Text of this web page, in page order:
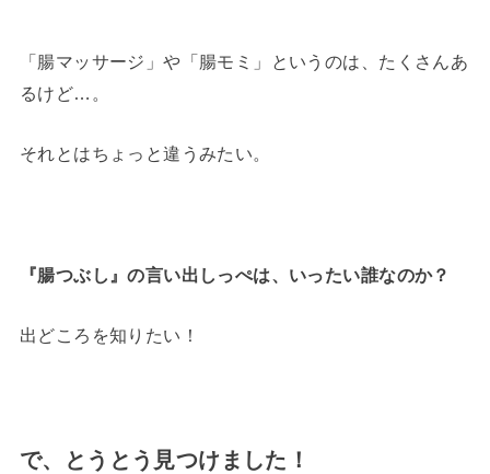
「腸マッサージ」や「腸モミ」というのは、たくさんあ
るけど…。
それとはちょっと違うみたい。
『腸つぶし』の言い出しっぺは、いったい誰なのか？
出どころを知りたい！
で、とうとう見つけました！